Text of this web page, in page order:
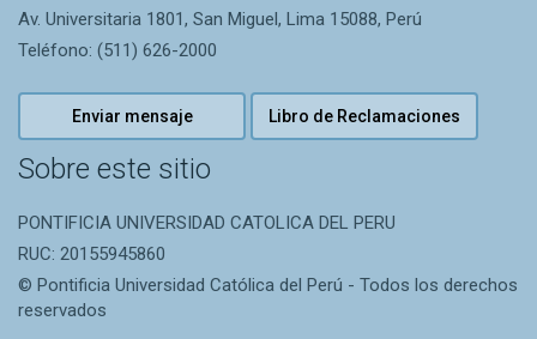
Av. Universitaria 1801, San Miguel, Lima 15088, Perú
Teléfono: (511) 626-2000
Enviar mensaje Libro de Reclamaciones
Sobre este sitio
PONTIFICIA UNIVERSIDAD CATOLICA DEL PERU
RUC: 20155945860
© Pontificia Universidad Católica del Perú - Todos los derechos
reservados